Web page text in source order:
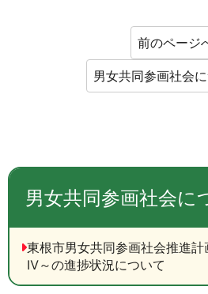
前のページ
男女共同参画社会
男女共同参画社会に
東根市男女共同参画社会推進
Ⅳ～の進捗状況について